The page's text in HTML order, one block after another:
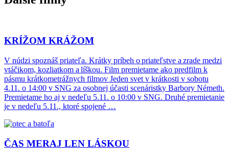
KRÍŽOM KRÁŽOM
V núdzi spoznáš priateľa. Krátky príbeh o priateľstve a zrade medzi
vtáčikom, kozliatkom a líškou. Film premietame ako predfilm k
pásmu krátkometrážnych filmov Jeden svet v krátkosti v sobotu
4.11. o 14:00 v SNG za osobnej účasti scenáristky Barbory Németh.
Premietame ho aj v nedeľu 5.11. o 10:00 v SNG. Druhé premietanie
je v nedeľu 5.11., ktoré spojené …
ČAS MERAJ LEN LÁSKOU